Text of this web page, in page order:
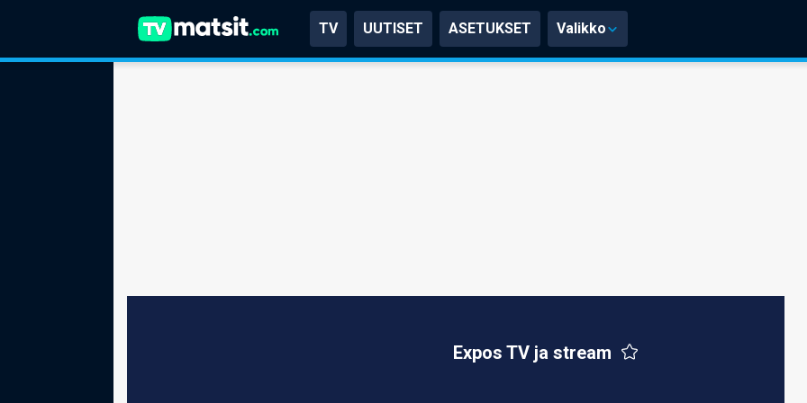
TV UUTISET ASETUKSET Valikko
Expos TV ja stream